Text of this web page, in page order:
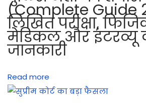
गे
ट
का
ना
औ
र
(Complete Guide
लिखित परीक्षा,
मेडिकल और इंटरव्यू
जानकारी
Read more